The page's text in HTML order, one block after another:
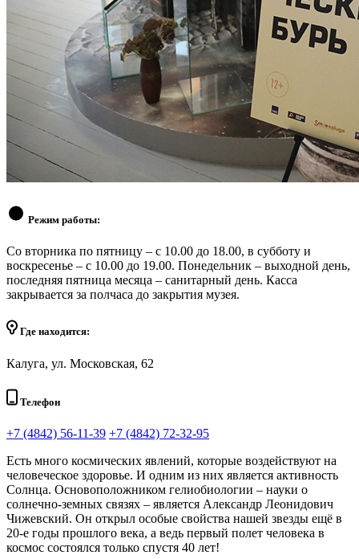
Режим работы:
Cо вторника по пятницу – с 10.00 до 18.00, в субботу и
воскресенье – с 10.00 до 19.00. Понедельник – выходной день,
последняя пятница месяца – санитарный день. Касса
закрывается за полчаса до закрытия музея.
Где находится:
Калуга, ул. Московская, 62
Телефон
+7 (4842) 56-11-39 +7 (4842) 72-32-95
Есть много космических явлений, которые воздействуют на
человеческое здоровье. И одним из них является активность
Солнца. Основоположником гелиобиологии – науки о
солнечно-земных связях – является Александр Леонидович
Чижевский. Он открыл особые свойства нашей звезды ещё в
20-е годы прошлого века, а ведь первый полет человека в
космос состоялся только спустя 40 лет!